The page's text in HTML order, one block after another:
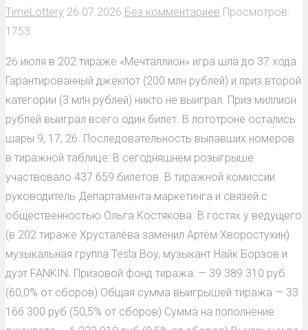
TimeLottery 26.07.2026 Без комментариев Просмотров:
1753
26 июля в 202 тираже «Мечталлион» игра шла до 37 хода.
Гарантированный джекпот (200 млн рублей) и приз второй
категории (3 млн рублей) никто не выиграл. Приз миллион
рублей выиграл всего один билет. В лототроне остались
шары 9, 17, 26. Последовательность выпавших номеров
в тиражной таблице: В сегодняшнем розыгрыше
участвовало 437 659 билетов. В тиражной комиссии
руководитель Департамента маркетинга и связей с
общественностью Ольга Костякова. В гостях у ведущего
(в 202 тираже Хрусталёва заменил Артём Хворостухин)
музыкальная группа Tesla Boy, музыкант Найк Борзов и
дуэт FANKIN. Призовой фонд тиража: — 39 389 310 руб
(60,0% от сборов) Общая сумма выигрышей тиража — 33
166 300 руб (50,5% от сборов) Сумма на пополнение